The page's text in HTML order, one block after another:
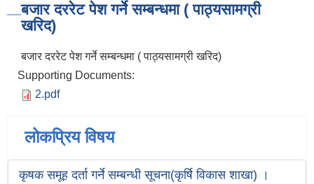
बजार दररेट पेश गर्ने सम्बन्धमा ( पाठ्यसामग्री
खरिद)
बजार दररेट पेश गर्ने सम्बन्धमा ( पाठ्यसामग्री खरिद)
Supporting Documents:
2.pdf
लोकप्रिय विषय
कृषक समूह दर्ता गर्ने सम्बन्धी सूचना(कृर्षि विकास शाखा) ।